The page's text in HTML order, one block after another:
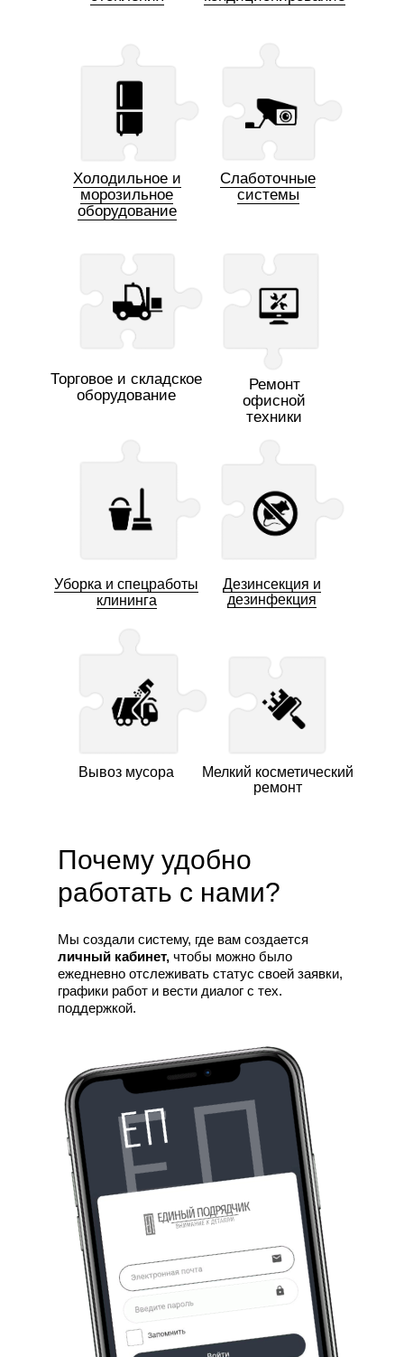
Слаботочные
системы
Уборка и спецработы
клининга
Дезинсекция и
дезинфекция
Холодильное и
морозильное
оборудование
Торговое и складское
оборудование
Ремонт
офисной
техники
Вывоз мусора
Мелкий косметический
ремонт
Почему удобно
работать с нами?
Мы создали систему, где вам создается
личный кабинет, чтобы можно было
ежедневно отслеживать статус своей заявки,
графики работ и вести диалог с тех.
поддержкой.